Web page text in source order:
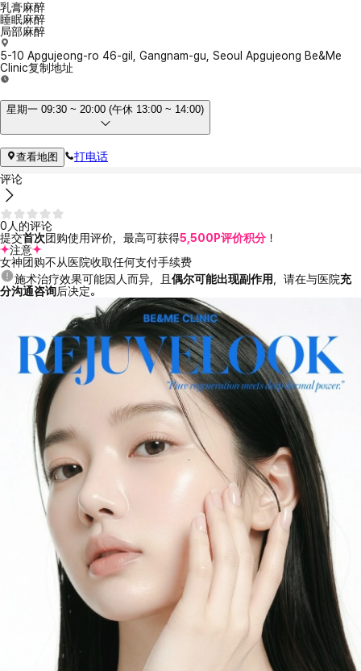
乳膏麻醉
睡眠麻醉
局部麻醉
5-10 Apgujeong-ro 46-gil, Gangnam-gu, Seoul Apgujeong Be&Me
Clinic复制地址
星期一 09:30 ~ 20:00 (午休 13:00 ~ 14:00)
查看地图
打电话
评论
0人的评论
提交首次团购使用评价，最高可获得5,500P评价积分 ！
注意
女神团购不从医院收取任何支付手续费
施术治疗效果可能因人而异，且 偶尔可能出现副作用 ，请在与医院充
分沟通咨询后决定。